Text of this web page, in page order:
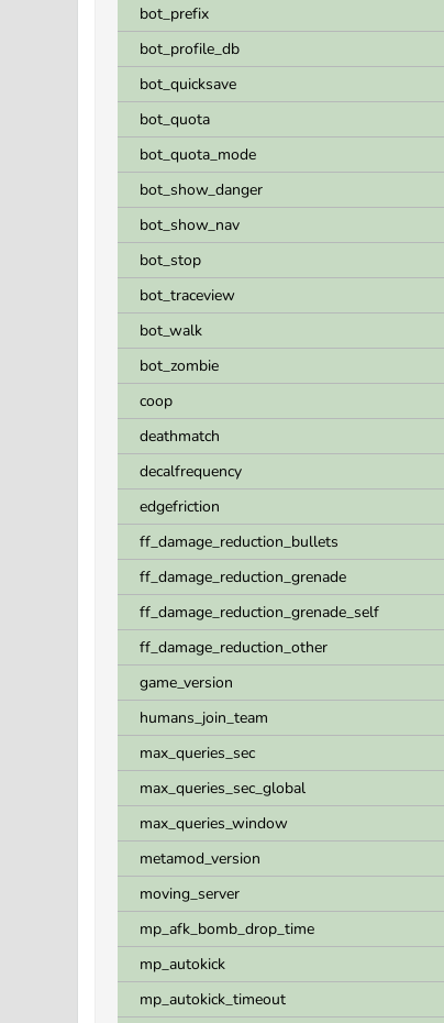
bot_prefix
bot_profile_db
bot_quicksave
bot_quota
bot_quota_mode
bot_show_danger
bot_show_nav
bot_stop
bot_traceview
bot_walk
bot_zombie
coop
deathmatch
decalfrequency
edgefriction
ff_damage_reduction_bullets
ff_damage_reduction_grenade
ff_damage_reduction_grenade_self
ff_damage_reduction_other
game_version
humans_join_team
max_queries_sec
max_queries_sec_global
max_queries_window
metamod_version
moving_server
mp_afk_bomb_drop_time
mp_autokick
mp_autokick_timeout